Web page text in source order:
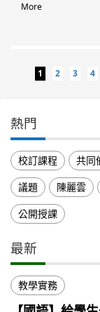
More
1 2 3 4
熱門
校訂課程 共同
議題
陳麗雲
公開授課
最新
教學實務